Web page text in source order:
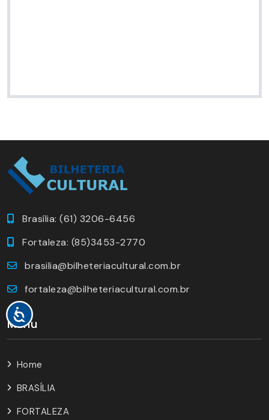
Brasília: (61) 3206-6456
Fortaleza: (85)3453-2770
brasilia@bilheteriacultural.com.br
fortaleza@bilheteriacultural.com.br
Menu
Home
BRASÍLIA
FORTALEZA